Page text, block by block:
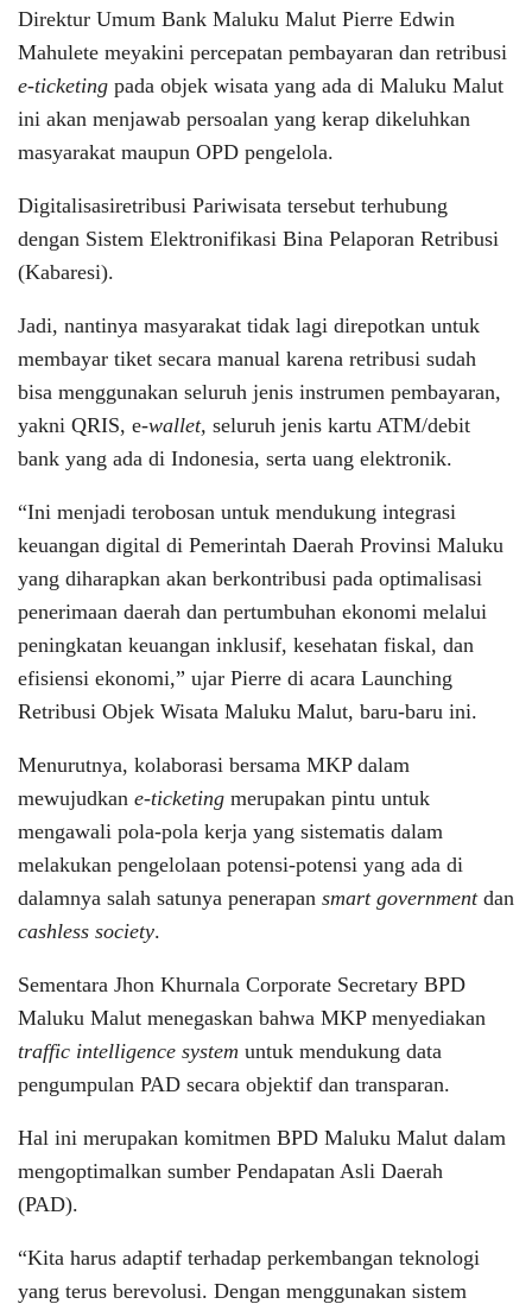
Direktur Umum Bank Maluku Malut Pierre Edwin
Mahulete meyakini percepatan pembayaran dan retribusi
e-ticketing pada objek wisata yang ada di Maluku Malut
ini akan menjawab persoalan yang kerap dikeluhkan
masyarakat maupun OPD pengelola.
Digitalisasiretribusi Pariwisata tersebut terhubung
dengan Sistem Elektronifikasi Bina Pelaporan Retribusi
(Kabaresi).
Jadi, nantinya masyarakat tidak lagi direpotkan untuk
membayar tiket secara manual karena retribusi sudah
bisa menggunakan seluruh jenis instrumen pembayaran,
yakni QRIS, e-wallet, seluruh jenis kartu ATM/debit
bank yang ada di Indonesia, serta uang elektronik.
“Ini menjadi terobosan untuk mendukung integrasi
keuangan digital di Pemerintah Daerah Provinsi Maluku
yang diharapkan akan berkontribusi pada optimalisasi
penerimaan daerah dan pertumbuhan ekonomi melalui
peningkatan keuangan inklusif, kesehatan fiskal, dan
efisiensi ekonomi,” ujar Pierre di acara Launching
Retribusi Objek Wisata Maluku Malut, baru-baru ini.
Menurutnya, kolaborasi bersama MKP dalam
mewujudkan e-ticketing merupakan pintu untuk
mengawali pola-pola kerja yang sistematis dalam
melakukan pengelolaan potensi-potensi yang ada di
dalamnya salah satunya penerapan smart government dan
cashless society.
Sementara Jhon Khurnala Corporate Secretary BPD
Maluku Malut menegaskan bahwa MKP menyediakan
traffic intelligence system untuk mendukung data
pengumpulan PAD secara objektif dan transparan.
Hal ini merupakan komitmen BPD Maluku Malut dalam
mengoptimalkan sumber Pendapatan Asli Daerah
(PAD).
“Kita harus adaptif terhadap perkembangan teknologi
yang terus berevolusi. Dengan menggunakan sistem